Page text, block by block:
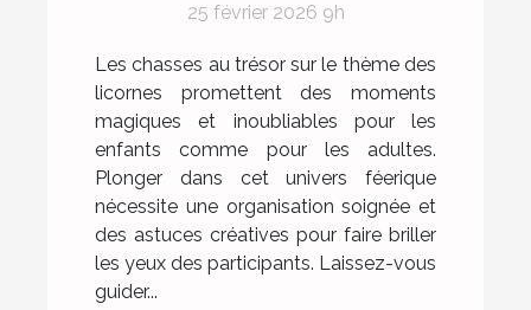
chasse au trésor sur le
thème des licornes
25 février 2026 9h
Les chasses au trésor sur le thème des
licornes promettent des moments
magiques et inoubliables pour les
enfants comme pour les adultes.
Plonger dans cet univers féerique
nécessite une organisation soignée et
des astuces créatives pour faire briller
les yeux des participants. Laissez-vous
guider...